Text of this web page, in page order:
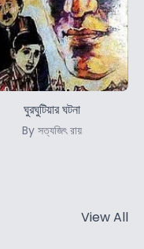
ঘুরঘুটিয়ার ঘটনা
By সত্যজিৎ রায়
View All